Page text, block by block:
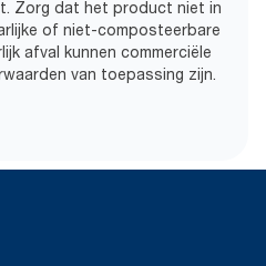
Zorg dat het product niet in
of niet-composteerbare
afval kunnen commerciële
van toepassing zijn.